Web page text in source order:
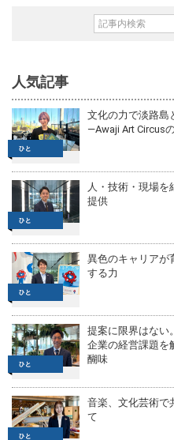
人気記事
文化の力で淡路島
—Awaji Art Circus
人・技術・現場を
提供
異色のキャリアが
する力
提案に限界はない
企業の経営課題を
醐味
音楽、文化芸術で
て